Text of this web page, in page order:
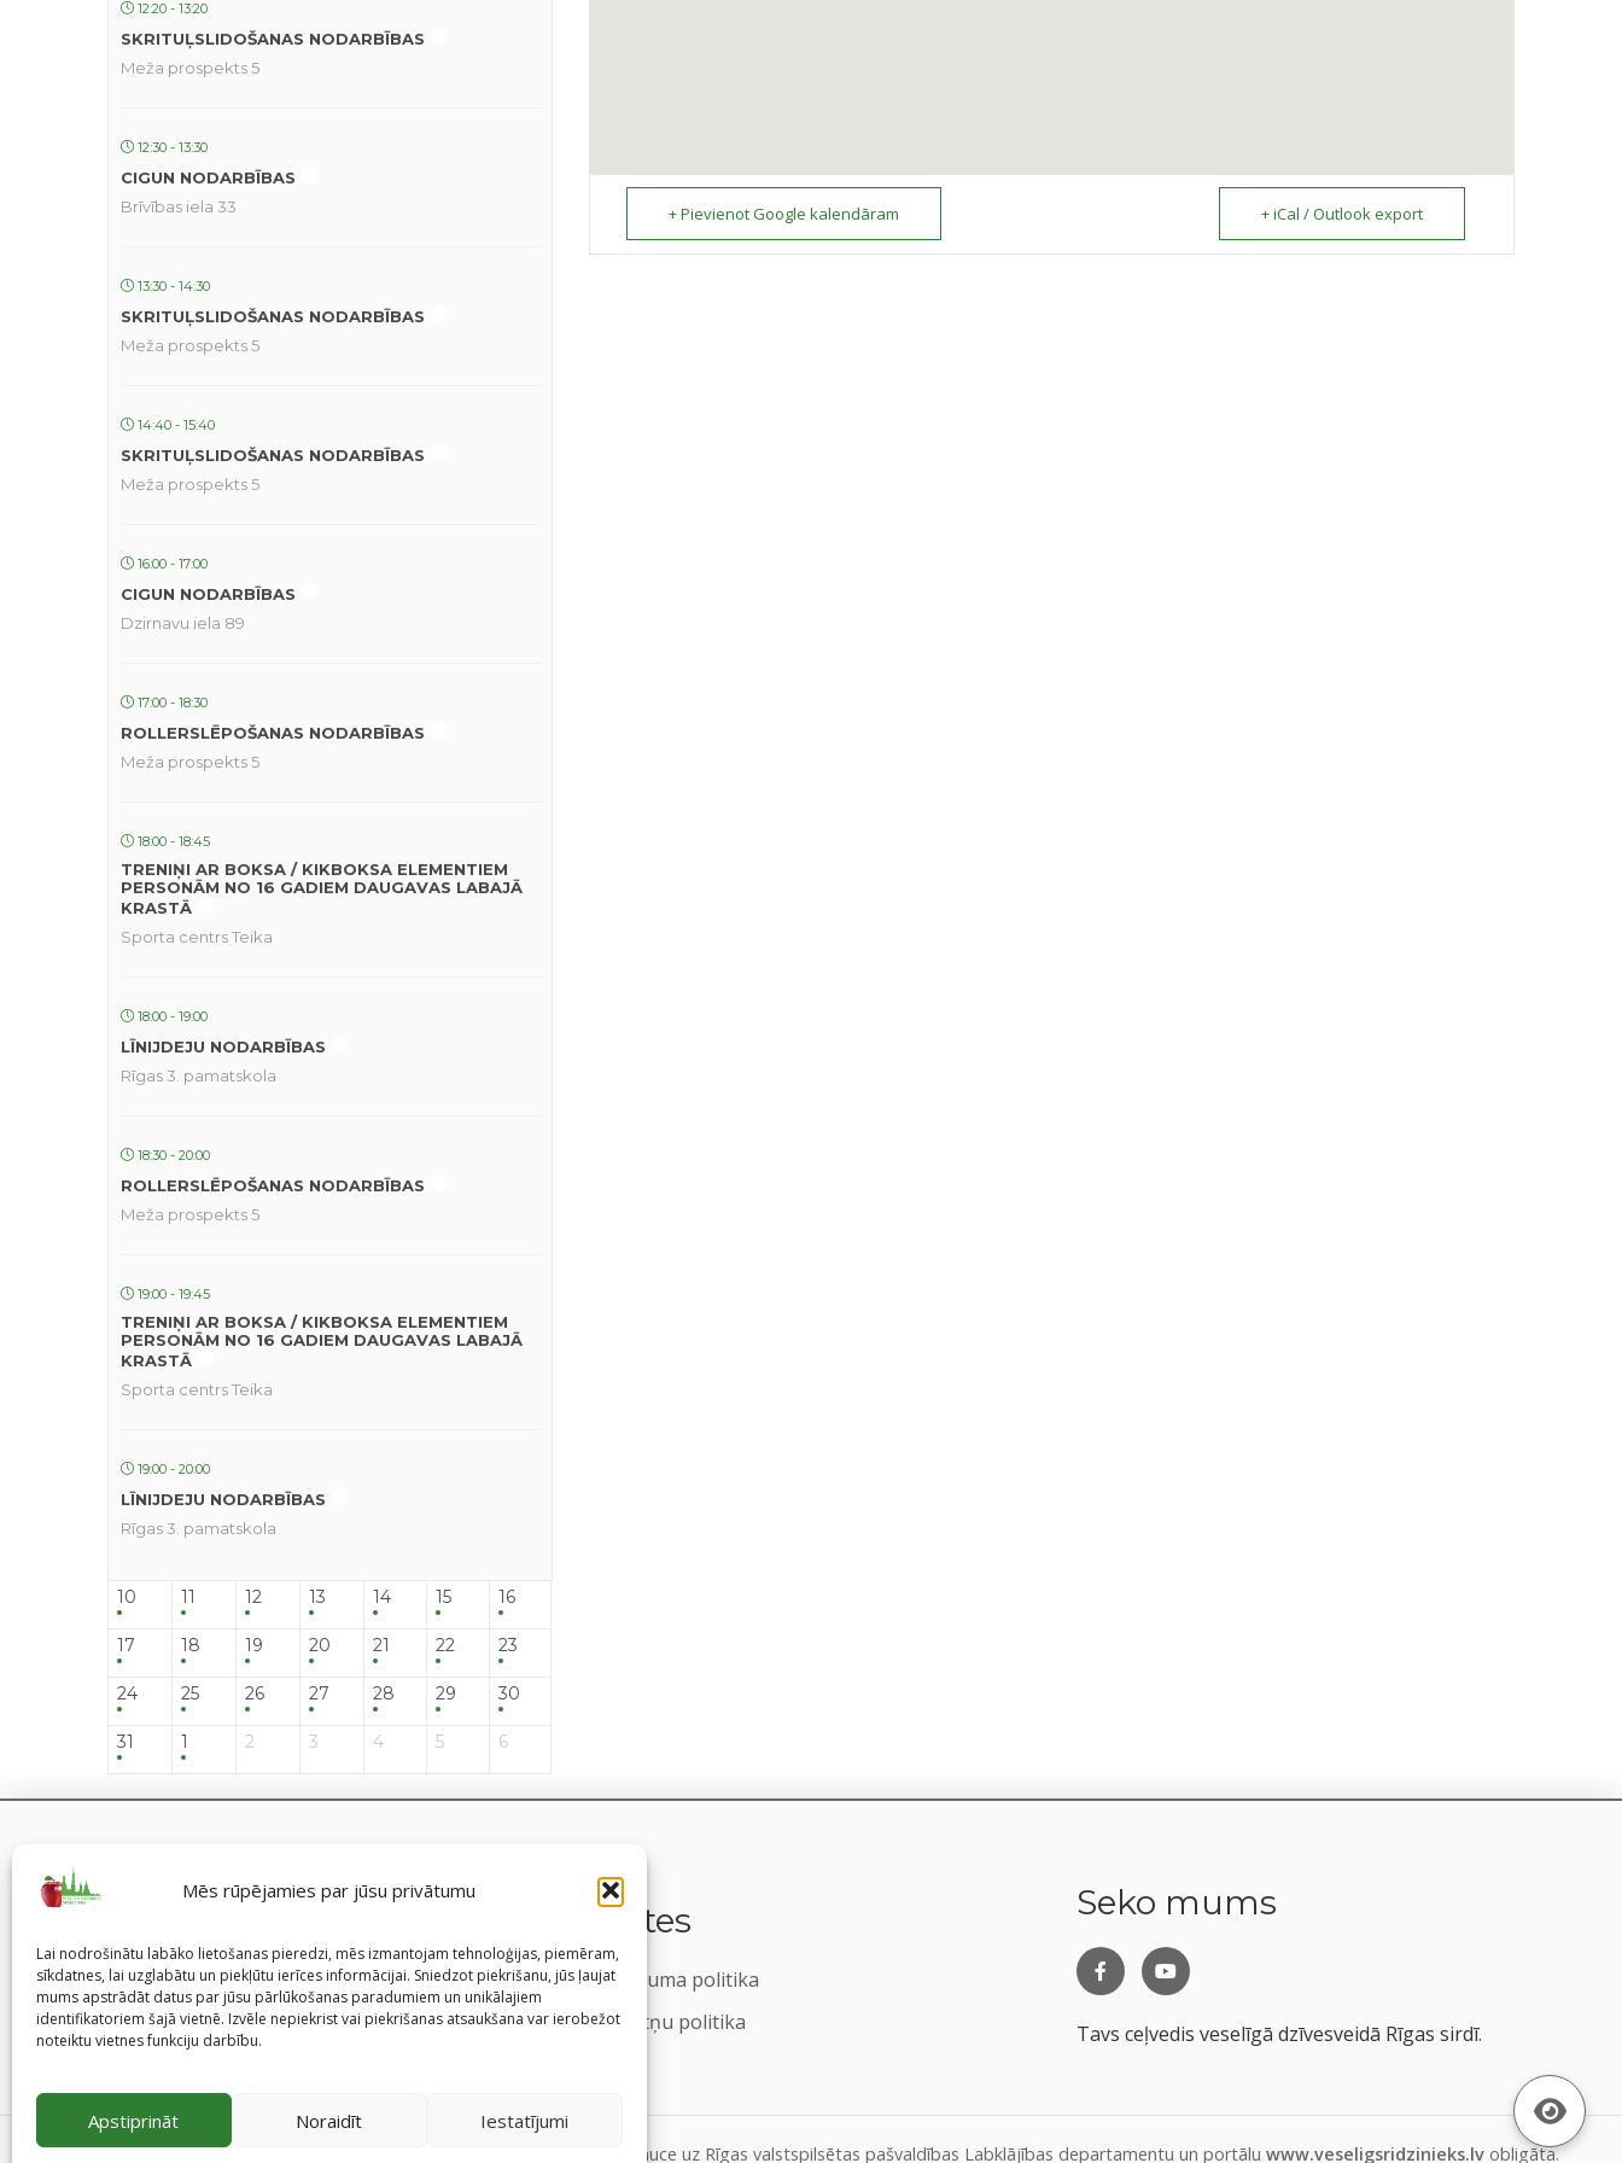
Mēs rūpējamies par jūsu privātumu
Lai nodrošinātu labāko lietošanas pieredzi, mēs izmantojam tehnoloģijas, piemēram,
sīkdatnes, lai uzglabātu un piekļūtu ierīces informācijai. Sniedzot piekrišanu, jūs ļaujat
mums apstrādāt datus par jūsu pārlūkošanas paradumiem un unikālajiem
identifikatoriem šajā vietnē. Izvēle nepiekrist vai piekrišanas atsaukšana var ierobežot
noteiktu vietnes funkciju darbību.
Apstiprināt Noraidīt Iestatījumi
12:20 - 13:20
SKRITUĻSLIDOŠANAS NODARBĪBAS
Meža prospekts 5
12:30 - 13:30
CIGUN NODARBĪBAS
Brīvības iela 33
13:30 - 14:30
SKRITUĻSLIDOŠANAS NODARBĪBAS
Meža prospekts 5
14:40 - 15:40
SKRITUĻSLIDOŠANAS NODARBĪBAS
Meža prospekts 5
16:00 - 17:00
CIGUN NODARBĪBAS
Dzirnavu iela 89
17:00 - 18:30
ROLLERSLĒPOŠANAS NODARBĪBAS
Meža prospekts 5
18:00 - 18:45
TRENIŅI AR BOKSA / KIKBOKSA ELEMENTIEM
PERSONĀM NO 16 GADIEM DAUGAVAS LABAJĀ
KRASTĀ
Sporta centrs Teika
18:00 - 19:00
LĪNIJDEJU NODARBĪBAS
Rīgas 3. pamatskola
18:30 - 20:00
ROLLERSLĒPOŠANAS NODARBĪBAS
Meža prospekts 5
19:00 - 19:45
TRENIŅI AR BOKSA / KIKBOKSA ELEMENTIEM
PERSONĀM NO 16 GADIEM DAUGAVAS LABAJĀ
KRASTĀ
Sporta centrs Teika
19:00 - 20:00
LĪNIJDEJU NODARBĪBAS
Rīgas 3. pamatskola
10 11 12 13 14 15 16
17 18 19 20 21 22 23
24 25 26 27 28 29 30
31 1 2 3 4 5 6
+ Pievienot Google kalendāram + iCal / Outlook export
Saites
Privātuma politika
Sīkdatņu politika
Seko mums
Tavs ceļvedis veselīgā dzīvesveidā Rīgas sirdī.
©2026 Veselīgs rīdzinieks veselā Rīgā Pārpublicējot informāciju, atsauce uz Rīgas valstspilsētas pašvaldības Labklājības departamentu un portālu www.veseligsridzinieks.lv obligāta.